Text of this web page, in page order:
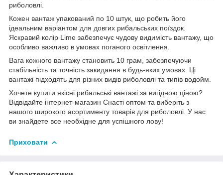
риболовлі.
Кожен вантаж упакований по 10 штук, що робить його
ідеальним варіантом для довгих рибальських поїздок.
Яскравий колір Lime забезпечує чудову видимість вантажу, що
особливо важливо в умовах поганого освітлення.
Вага кожного вантажу становить 10 грам, забезпечуючи
стабільність та точність закидання в будь-яких умовах. Ці
вантажі підходять для різних видів риболовлі та типів водойм.
Хочете купити якісні рибальські вантажі за вигідною ціною?
Відвідайте інтернет-магазин Снасті оптом та виберіть з
нашого широкого асортименту товарів для риболовлі. У нас
ви знайдете все необхідне для успішного лову!
Приховати